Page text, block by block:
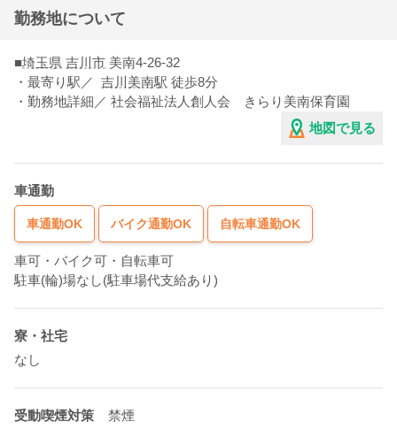
勤務地について
■埼玉県 吉川市 美南4-26-32
・最寄り駅／ 吉川美南駅 徒歩8分
・勤務地詳細／ 社会福祉法人創人会 きらり美南保育園
地図で見る
車通勤
車通勤OK バイク通勤OK 自転車通勤OK
車可・バイク可・自転車可
駐車(輪)場なし(駐車場代支給あり)
寮・社宅
なし
受動喫煙対策 禁煙